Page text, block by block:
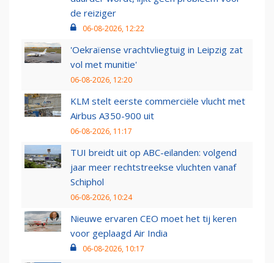
de reiziger
06-08-2026, 12:22
'Oekraïense vrachtvliegtuig in Leipzig zat
vol met munitie'
06-08-2026, 12:20
KLM stelt eerste commerciële vlucht met
Airbus A350-900 uit
06-08-2026, 11:17
TUI breidt uit op ABC-eilanden: volgend
jaar meer rechtstreekse vluchten vanaf
Schiphol
06-08-2026, 10:24
Nieuwe ervaren CEO moet het tij keren
voor geplaagd Air India
06-08-2026, 10:17